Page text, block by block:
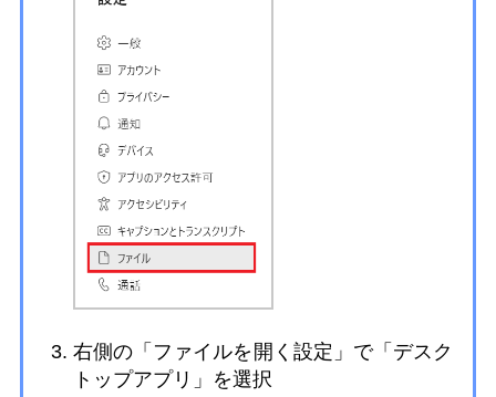
右側の「ファイルを開く設定」で「デスク
トップアプリ」を選択